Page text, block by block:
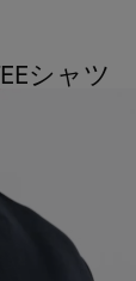
シャツ